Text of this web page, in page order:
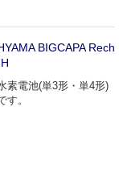
BIGCAPA Rech
素電池(単3形・単4形)
。